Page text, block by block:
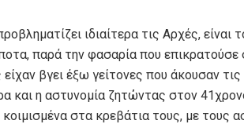
ιδιαίτερα τις Αρχές, είναι
παρά την φασαρία που
βγει έξω γείτονες που άκουσαν
και η αστυνομία ζητώντας στον
κοιμισμένα στα κρεβάτια τους, με τους